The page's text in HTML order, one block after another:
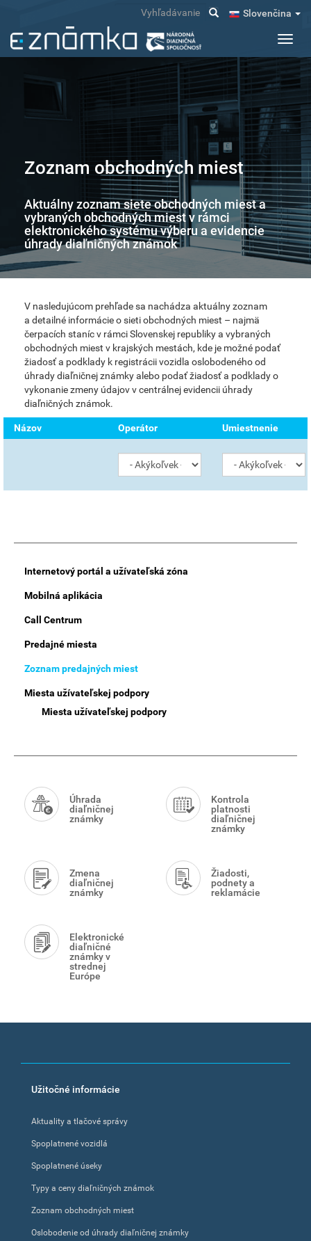
hlavný
obsah
Slovenčina
Vyhľadávanie
Zoznam obchodných miest
Aktuálny zoznam siete obchodných miest a
vybraných obchodných miest v rámci
elektronického systému výberu a evidencie
úhrady diaľničných známok
V nasledujúcom prehľade sa nachádza aktuálny zoznam
a detailné informácie o sieti obchodných miest – najmä
čerpacích staníc v rámci Slovenskej republiky a vybraných
obchodných miest v krajských mestách, kde je možné podať
žiadosť a podklady k registrácii vozidla oslobodeného od
úhrady diaľničnej známky alebo podať žiadosť a podklady o
vykonanie zmeny údajov v centrálnej evidencii úhrady
diaľničných známok.
Názov Operátor Umiestnenie
Main
Internetový portál a užívateľská zóna
Mobilná aplikácia
Call Centrum
Predajné miesta
Zoznam predajných miest
Miesta užívateľskej podpory
Miesta užívateľskej podpory
Menu
Úhrada
diaľničnej
známky
Kontrola
platnosti
diaľničnej
známky
Zmena
diaľničnej
známky
Žiadosti,
podnety a
reklamácie
Elektronické
diaľničné
známky v
strednej
Európe
Footer
Užitočné informácie
Aktuality a tlačové správy
Spoplatnené vozidlá
Spoplatnené úseky
Typy a ceny diaľničných známok
Zoznam obchodných miest
Oslobodenie od úhrady diaľničnej známky